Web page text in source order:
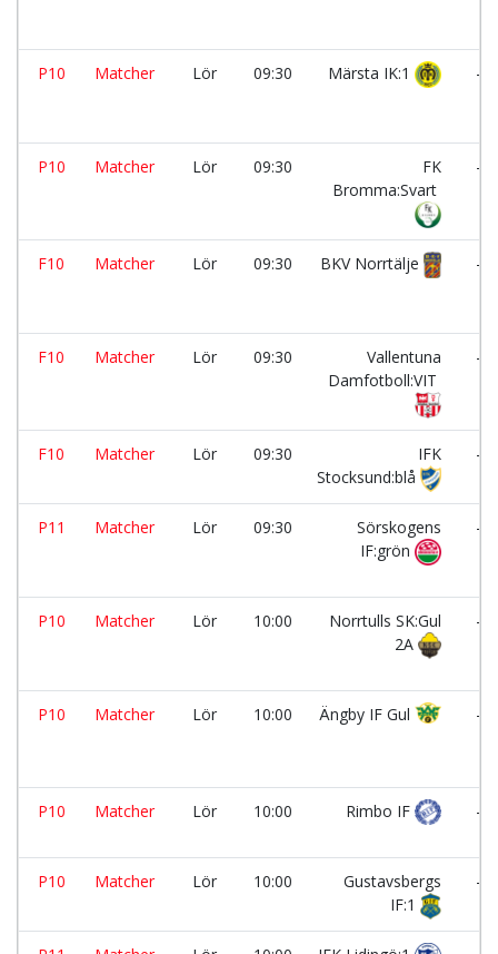
P10 Matcher Lör 09:30 Märsta IK:1 -
P10 Matcher Lör 09:30
FK
Bromma:Svart
-
F10 Matcher Lör 09:30 BKV Norrtälje -
F10 Matcher Lör 09:30
Vallentuna
Damfotboll:VIT
-
F10 Matcher Lör 09:30
IFK
Stocksund:blå
-
P11 Matcher Lör 09:30
Sörskogens
IF:grön
-
P10 Matcher Lör 10:00
Norrtulls SK:Gul
2A
-
P10 Matcher Lör 10:00 Ängby IF Gul -
P10 Matcher Lör 10:00 Rimbo IF -
P10 Matcher Lör 10:00
Gustavsbergs
IF:1
-